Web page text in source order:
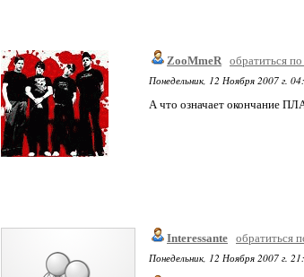
ZooMmeR обратиться
Понедельник, 12 Ноября 2007 г.
А что означает окончание
Interessante обратиться
Понедельник, 12 Ноября 2007 г.